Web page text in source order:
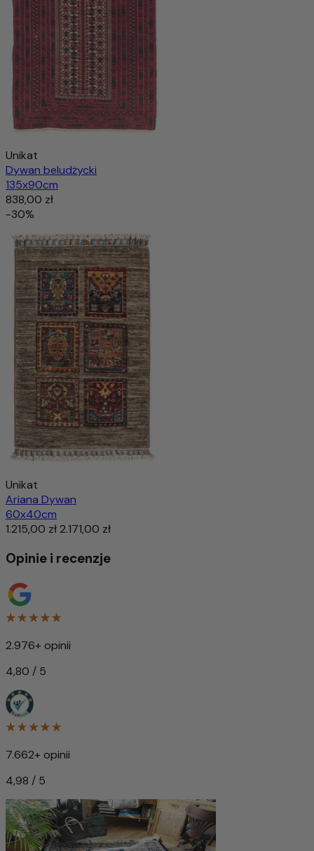
Unikat
Dywan beludżycki
135x90cm
838,00 zł
-30%
Unikat
Ariana Dywan
60x40cm
1.215,00 zł2.171,00 zł
Opinie i recenzje
2.976+ opinii
4,80 / 5
7.662+ opinii
4,98 / 5